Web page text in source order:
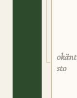
okänt
sto